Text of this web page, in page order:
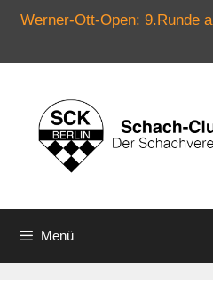
Werner-Ott-Open: 9.Runde
springen
Menü